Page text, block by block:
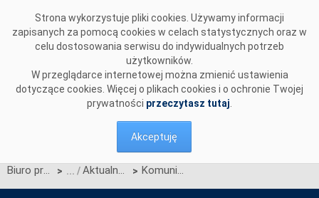
Strona wykorzystuje pliki cookies. Używamy informacji
zapisanych za pomocą cookies w celach statystycznych oraz w
celu dostosowania serwisu do indywidualnych potrzeb
użytkowników.
W przeglądarce internetowej można zmienić ustawienia
dotyczące cookies. Więcej o plikach cookies i o ochronie Twojej
prywatności przeczytasz tutaj
Akceptuję
Biuro prasowe > Aktualności > Komunikat dotyczący Kart aktualizacji IRiESP